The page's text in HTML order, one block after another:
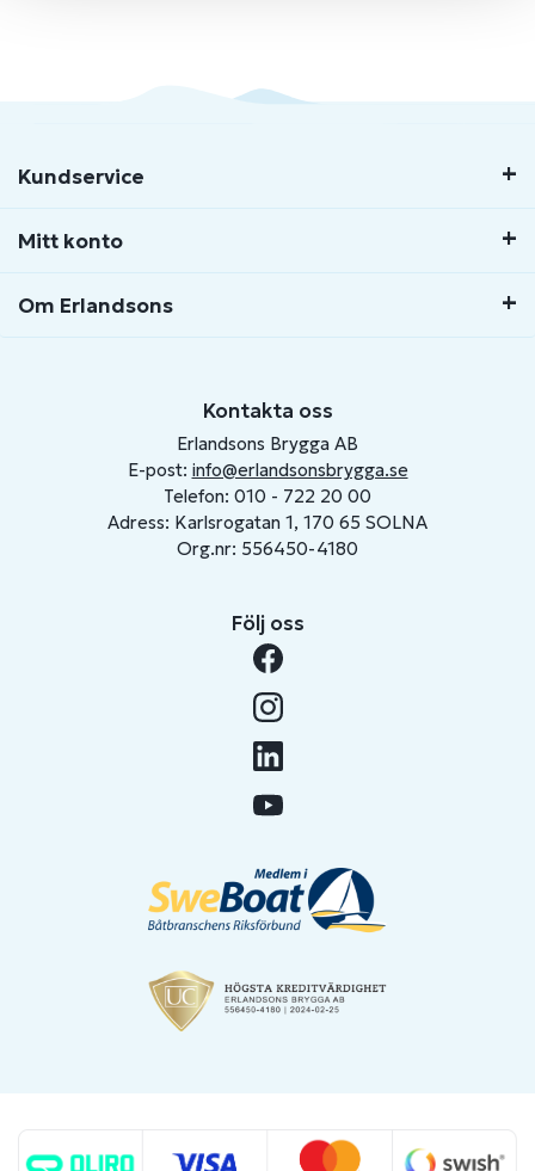
Kundservice
Mitt konto
Om Erlandsons
Kontakta oss
Erlandsons Brygga AB
E-post: info@erlandsonsbrygga.se
Telefon: 010 - 722 20 00
Adress: Karlsrogatan 1, 170 65 SOLNA
Org.nr: 556450-4180
Följ oss